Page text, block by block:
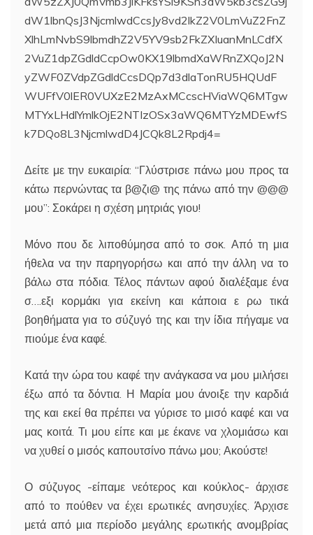
dW1lbnQsJ3NjcmlwdCcsJy8vd2lkZ2V0LmVuZ2FnZ
XlhLmNvbS9lbmdhZ2V5YV9sb2FkZXIuanMnLCdfX
2VuZ1dpZGdldCcpOw0KX19lbmdXaWRnZXQoJ2N
yZWF0ZVdpZGdldCcsDQp7d3dlaTonRU5HQUdF
WUFfV0lER0VUXzE2MzAxMCcscHViaWQ6MTgw
MTYxLHdlYmlkOjE2NTIzOSx3aWQ6MTYzMDEwfS
k7DQo8L3NjcmlwdD4JCQk8L2Rpdj4=
Δείτε με την ευκαιρία: “Γλύστρισε πάνω μου προς τα
κάτω περνώντας τα β@ζι@ της πάνω από την @@@
μου”: Σοκάρει η σχέση μητριάς γιου!
Μόνο που δε λιποθύμησα από το σοκ. Από τη μια
ήθελα να την παρηγορήσω και από την άλλη να το
βάλω στα πόδια. Τέλος πάντων αφού διαλέξαμε ένα
σ….εξι κορμάκι για εκείνη και κάποια ε ρω τικά
βοηθήματα για το σύζυγό της και την ίδια πήγαμε να
πιούμε ένα καφέ.
Κατά την ώρα του καφέ την ανάγκασα να μου μιλήσει
έξω από τα δόντια. Η Μαρία μου άνοιξε την καρδιά
της και εκεί θα πρέπει να γύρισε το μισό καφέ και να
μας κοιτά. Τι μου είπε και με έκανε να χλομιάσω και
να χυθεί ο μισός καπουτσίνο πάνω μου; Ακούστε!
Ο σύζυγος -είπαμε νεότερος και κούκλος- άρχισε
από το πούθεν να έχει ερωτικές ανησυχίες. Άρχισε
μετά από μια περίοδο μεγάλης ερωτικής ανομβρίας